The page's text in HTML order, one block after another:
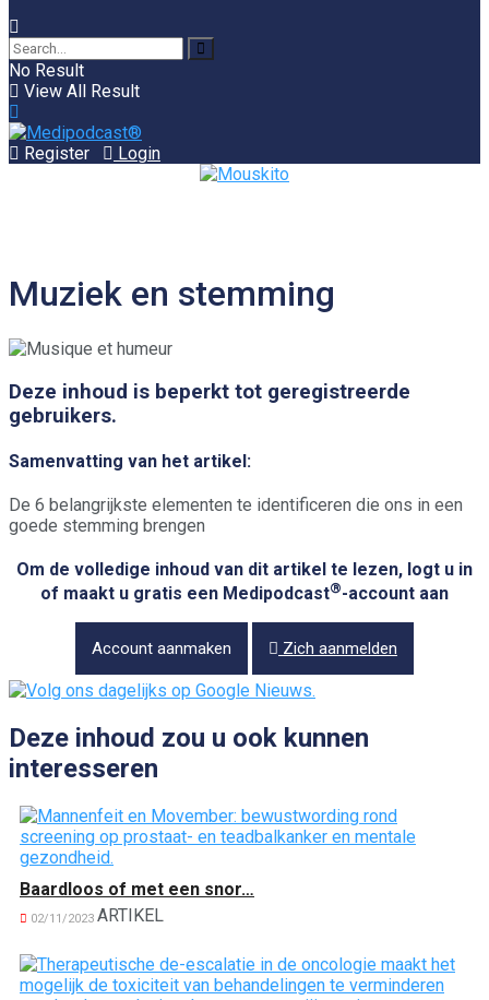
No Result
View All Result
Register Login
Muziek en stemming
Deze inhoud is beperkt tot geregistreerde
gebruikers.
Samenvatting van het artikel:
De 6 belangrijkste elementen te identificeren die ons in een
goede stemming brengen
Om de volledige inhoud van dit artikel te lezen, logt u in
of maakt u gratis een Medipodcast®-account aan
Account aanmaken Zich aanmelden
Deze inhoud zou u ook kunnen
interesseren
Baardloos of met een snor…
02/11/2023 ARTIKEL